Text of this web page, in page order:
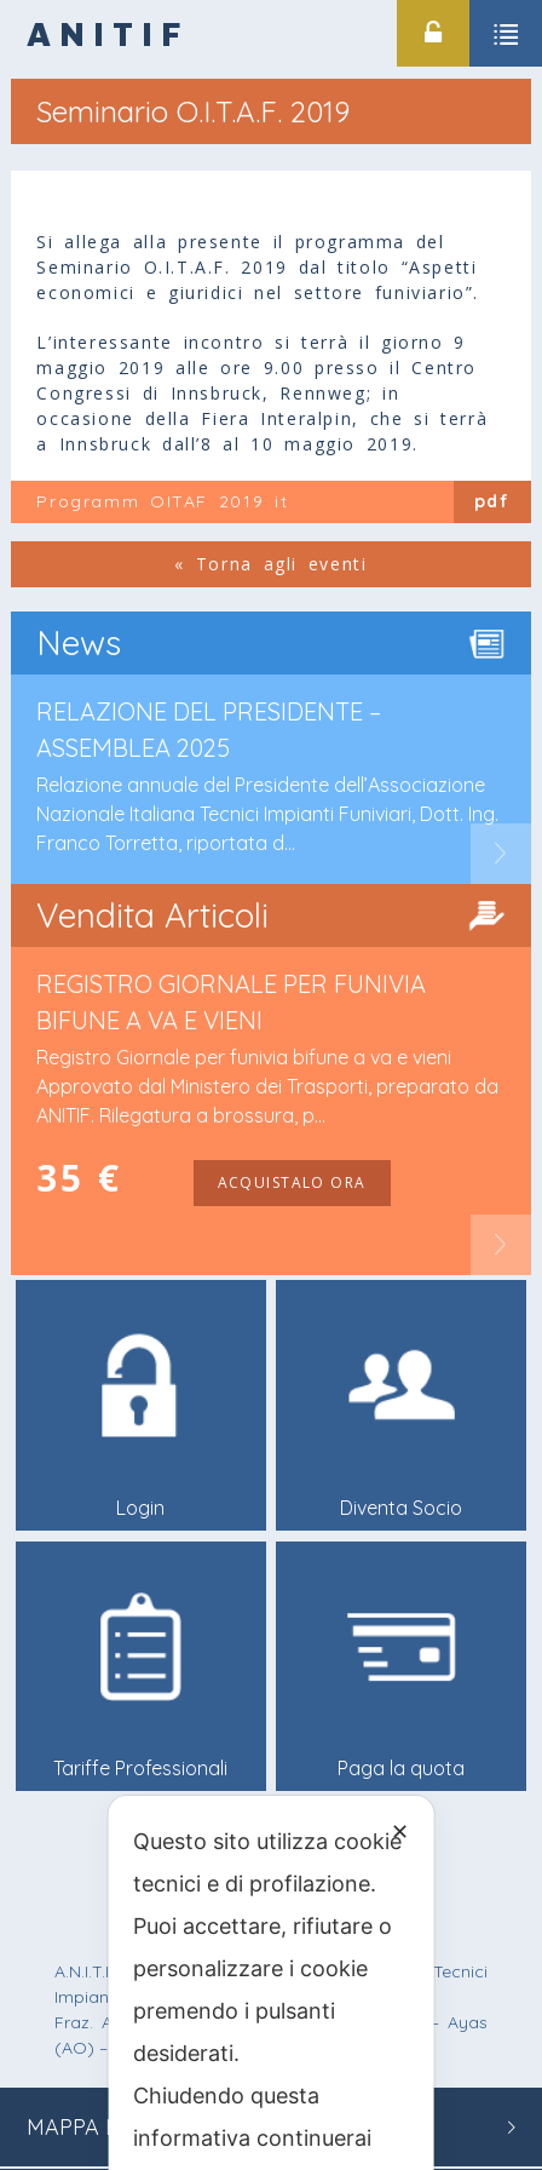
ANITIF
Seminario O.I.T.A.F. 2019
Si allega alla presente il programma del
Seminario O.I.T.A.F. 2019 dal titolo “Aspetti
economici e giuridici nel settore funiviario”.
L’interessante incontro si terrà il giorno 9
maggio 2019 alle ore 9.00 presso il Centro
Congressi di Innsbruck, Rennweg; in
occasione della Fiera Interalpin, che si terrà
a Innsbruck dall’8 al 10 maggio 2019.
Programm OITAF 2019 it pdf
« Torna agli eventi
News
RELAZIONE DEL PRESIDENTE –
ASSEMBLEA 2025
Relazione annuale del Presidente dell’Associazione
Nazionale Italiana Tecnici Impianti Funiviari, Dott. Ing.
Franco Torretta, riportata d...
Vendita Articoli
REGISTRO GIORNALE PER FUNIVIA
BIFUNE A VA E VIENI
Registro Giornale per funivia bifune a va e vieni
Approvato dal Ministero dei Trasporti, preparato da
ANITIF. Rilegatura a brossura, p...
35 € ACQUISTALO ORA
Login Diventa Socio
Tariffe Professionali Paga la quota
info@anitif.org
+39 0125 303100
A.N.I.T.I.F. Associazione Nazionale Italiana Tecnici
Impianti Funiviari
Fraz. Antagnod, Route Barmasc, 57 – 11020 – Ayas
(AO) – C.F.: 90012200219 – P.IVA: 01242950077
MAPPA DEL SITO
✕
Questo sito utilizza cookie
tecnici e di profilazione.
Puoi accettare, rifiutare o
personalizzare i cookie
premendo i pulsanti
desiderati.
Chiudendo questa
informativa continuerai